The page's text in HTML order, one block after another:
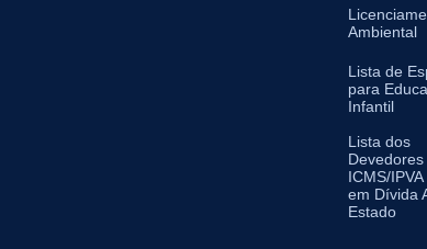
Ambiental
Lista de
para
Infantil
Lista dos
Devedores
ICMS/
em Dívida
Estado